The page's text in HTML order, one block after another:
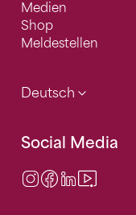
Medien
Shop
Meldestellen
Deutsch
Social Media
Instagram
Facebook
LinkedIn